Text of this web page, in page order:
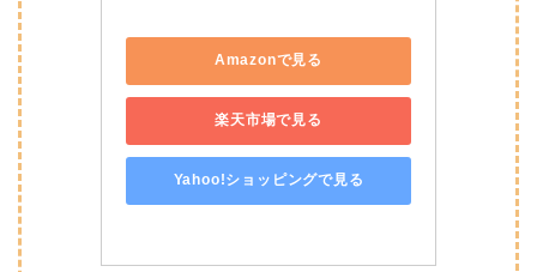
Amazonで見る
楽天市場で見る
Yahoo!ショッピングで見る